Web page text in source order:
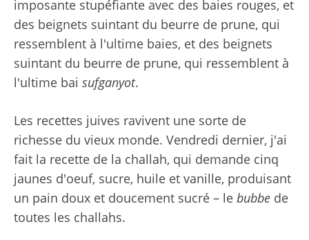
imposante stupéfiante avec des baies rouges, et
des beignets suintant du beurre de prune, qui
ressemblent à l'ultime baies, et des beignets
suintant du beurre de prune, qui ressemblent à
l'ultime bai sufganyot.
Les recettes juives ravivent une sorte de
richesse du vieux monde. Vendredi dernier, j'ai
fait la recette de la challah, qui demande cinq
jaunes d'oeuf, sucre, huile et vanille, produisant
un pain doux et doucement sucré – le bubbe de
toutes les challahs.